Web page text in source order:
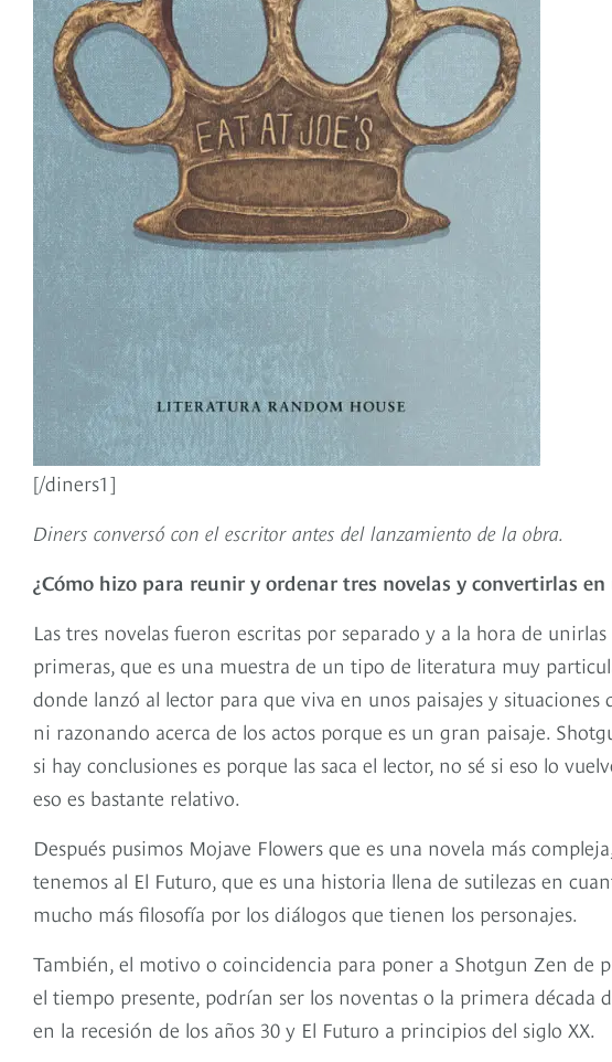
[/diners1]
Diners conversó con el escritor antes del lanzamiento de la obra.
¿Cómo hizo para reunir y ordenar tres novelas y convertirlas
Las tres novelas fueron escritas por separado y a la hora de
primeras, que es una muestra de un tipo de literatura muy
donde lanzó al lector para que viva en unos paisajes y
ni razonando acerca de los actos porque es un gran paisaje.
si hay conclusiones es porque las saca el lector, no sé si eso lo
eso es bastante relativo.
Después pusimos Mojave Flowers que es una novela más
tenemos al El Futuro, que es una historia llena de sutilezas en
mucho más filosofía por los diálogos que tienen los personajes.
También, el motivo o coincidencia para poner a Shotgun Zen de
el tiempo presente, podrían ser los noventas o la primera década
en la recesión de los años 30 y El Futuro a principios del siglo XX.